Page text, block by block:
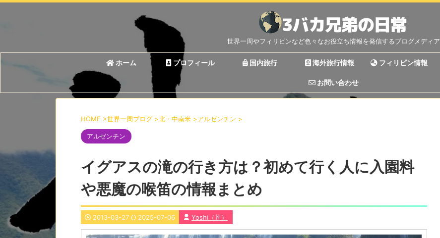
世界一周やフィリピンなど色々なお役立ち情報を発信するブログメディア
ホーム プロフィール 国内旅行 海外旅行情報 フィリピン情報
お問い合わせ
HOME >世界一周ブログ >北・中南米 >アルゼンチン >
アルゼンチン
イグアスの滝の行き方は？初めて行く人に入園料
や悪魔の喉笛の情報まとめ
2013-03-27 2025-07-06 Yoshi（丼）